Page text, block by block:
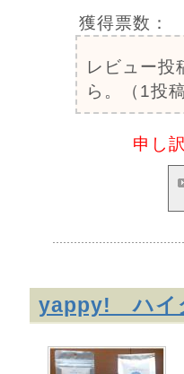
獲得票数：
レビュー投
ら。（1投
申し
yappy! ハイ